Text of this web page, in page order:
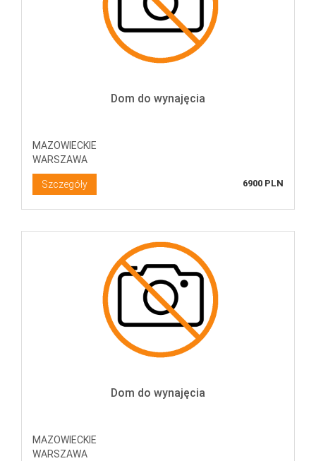
Dom do wynajęcia
MAZOWIECKIE
WARSZAWA
Szczegóły 6900 PLN
Dom do wynajęcia
MAZOWIECKIE
WARSZAWA